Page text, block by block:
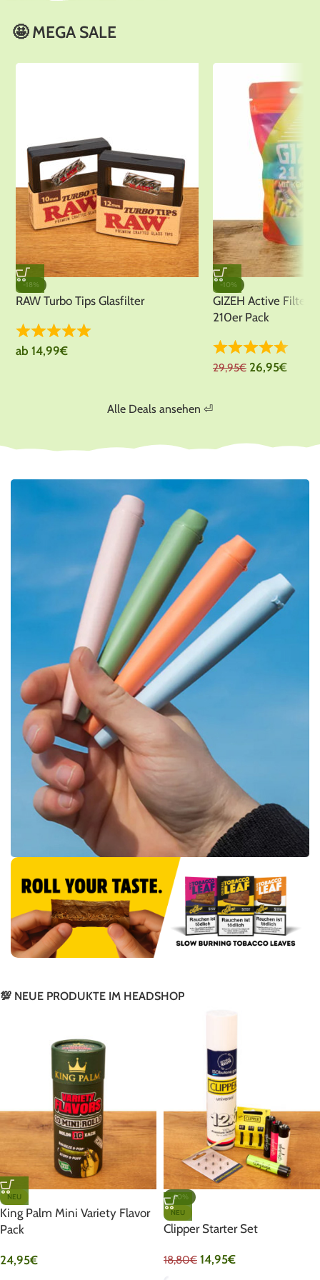
Zubehör
🤩 MEGA SALE
-18%
RAW Turbo Tips Glasfilter
ab 14,99€
-10%
GIZEH Active Filter
210er Pack
29,95€ 26,95€
Alle Deals ansehen ⏎
SMOWE
💯 NEUE PRODUKTE IM HEADSHOP
NEU
King Palm Mini Variety Flavor
Pack
24,95€
-20%
NEU
Clipper Starter Set
18,80€ 14,95€